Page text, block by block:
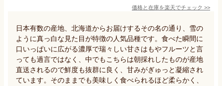
価格と在庫を楽天でチェック >>
日本有数の産地、北海道からお届けするその名の通り、雪の
ように真っ白な見た目が特徴の人気品種です。食べた瞬間に
口いっぱいに広がる濃厚で瑞々しい甘さはもやフルーツと言
っても過言ではなく、中でもこちらは朝採れしたものが産地
直送されるので鮮度も抜群に良く、甘みがぎゅっと凝縮され
ています。そのままでも美味しく食べられるほど柔らかく、